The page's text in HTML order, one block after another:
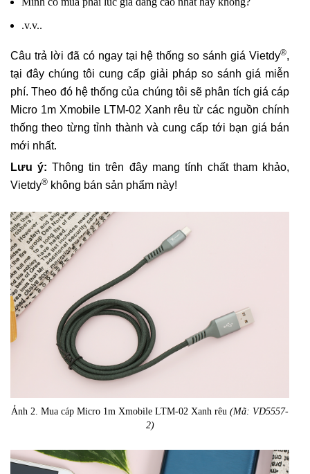
.v.v..
Câu trả lời đã có ngay tại hệ thống so sánh giá Vietdy®,
tại đây chúng tôi cung cấp giải pháp so sánh giá miễn
phí. Theo đó hệ thống của chúng tôi sẽ phân tích giá cáp
Micro 1m Xmobile LTM-02 Xanh rêu từ các nguồn chính
thống theo từng tỉnh thành và cung cấp tới bạn giá bán
mới nhất.
Lưu ý: Thông tin trên đây mang tính chất tham khảo,
Vietdy® không bán sản phẩm này!
Ảnh 2. Mua cáp Micro 1m Xmobile LTM-02 Xanh rêu (Mã: VD5557-
2)